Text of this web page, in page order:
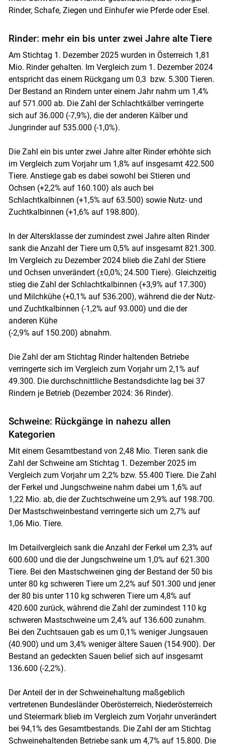
Skip to main content
Rinder, Schafe, Ziegen und Einhufer wie Pferde oder Esel.
Rinder: mehr ein bis unter zwei Jahre alte Tiere
Am Stichtag 1. Dezember 2025 wurden in Österreich 1,81
Mio. Rinder gehalten. Im Vergleich zum 1. Dezember 2024
entspricht das einem Rückgang um 0,3 bzw. 5.300 Tieren.
Der Bestand an Rindern unter einem Jahr nahm um 1,4%
auf 571.000 ab. Die Zahl der Schlachtkälber verringerte
sich auf 36.000 (-7,9%), die der anderen Kälber und
Jungrinder auf 535.000 (-1,0%).
Die Zahl ein bis unter zwei Jahre alter Rinder erhöhte sich
im Vergleich zum Vorjahr um 1,8% auf insgesamt 422.500
Tiere. Anstiege gab es dabei sowohl bei Stieren und
Ochsen (+2,2% auf 160.100) als auch bei
Schlachtkalbinnen (+1,5% auf 63.500) sowie Nutz- und
Zuchtkalbinnen (+1,6% auf 198.800).
In der Altersklasse der zumindest zwei Jahre alten Rinder
sank die Anzahl der Tiere um 0,5% auf insgesamt 821.300.
Im Vergleich zu Dezember 2024 blieb die Zahl der Stiere
und Ochsen unverändert (±0,0%; 24.500 Tiere). Gleichzeitig
stieg die Zahl der Schlachtkalbinnen (+3,9% auf 17.300)
und Milchkühe (+0,1% auf 536.200), während die der Nutz-
und Zuchtkalbinnen (-1,2% auf 93.000) und die der
anderen Kühe
(-2,9% auf 150.200) abnahm.
Die Zahl der am Stichtag Rinder haltenden Betriebe
verringerte sich im Vergleich zum Vorjahr um 2,1% auf
49.300. Die durchschnittliche Bestandsdichte lag bei 37
Rindern je Betrieb (Dezember 2024: 36 Rinder).
Schweine: Rückgänge in nahezu allen
Kategorien
Mit einem Gesamtbestand von 2,48 Mio. Tieren sank die
Zahl der Schweine am Stichtag 1. Dezember 2025 im
Vergleich zum Vorjahr um 2,2% bzw. 55.400 Tiere. Die Zahl
der Ferkel und Jungschweine nahm dabei um 1,6% auf
1,22 Mio. ab, die der Zuchtschweine um 2,9% auf 198.700.
Der Mastschweinbestand verringerte sich um 2,7% auf
1,06 Mio. Tiere.
Im Detailvergleich sank die Anzahl der Ferkel um 2,3% auf
600.600 und die der Jungschweine um 1,0% auf 621.300
Tiere. Bei den Mastschweinen ging der Bestand der 50 bis
unter 80 kg schweren Tiere um 2,2% auf 501.300 und jener
der 80 bis unter 110 kg schweren Tiere um 4,8% auf
420.600 zurück, während die Zahl der zumindest 110 kg
schweren Mastschweine um 2,4% auf 136.600 zunahm.
Bei den Zuchtsauen gab es um 0,1% weniger Jungsauen
(40.900) und um 3,4% weniger ältere Sauen (154.900). Der
Bestand an gedeckten Sauen belief sich auf insgesamt
136.600 (-2,2%).
Der Anteil der in der Schweinehaltung maßgeblich
vertretenen Bundesländer Oberösterreich, Niederösterreich
und Steiermark blieb im Vergleich zum Vorjahr unverändert
bei 94,1% des Gesamtbestands. Die Zahl der am Stichtag
Schweinehaltenden Betriebe sank um 4,7% auf 15.800. Die